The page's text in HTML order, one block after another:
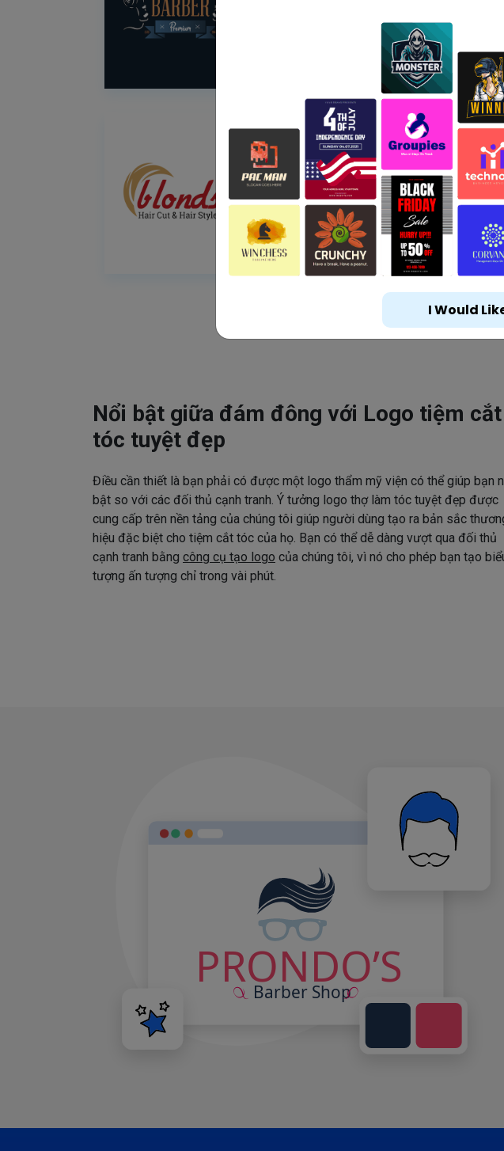
Nổi bật giữa đám đông với Logo tiệm cắt
tóc tuyệt đẹp
Điều cần thiết là bạn phải có được một logo thẩm mỹ viện có thể giúp bạn
bật so với các đối thủ cạnh tranh. Ý tưởng logo thợ làm tóc tuyệt đẹp được
cung cấp trên nền tảng của chúng tôi giúp người dùng tạo ra bản sắc
hiệu đặc biệt cho tiệm cắt tóc của họ. Bạn có thể dễ dàng vượt qua đối thủ
cạnh tranh bằng công cụ tạo logo của chúng tôi, vì nó cho phép bạn tạo
tượng ấn tượng chỉ trong vài phút.
I Would